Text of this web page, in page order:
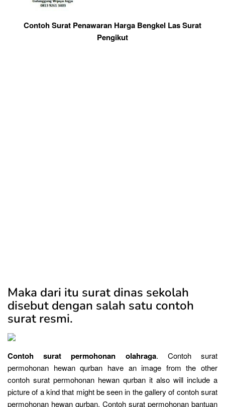
Contoh Surat Penawaran Harga Bengkel Las Surat
Pengikut
Maka dari itu surat dinas sekolah
disebut dengan salah satu contoh
surat resmi.
Contoh surat permohonan olahraga. Contoh surat
permohonan hewan qurban have an image from the other
contoh surat permohonan hewan qurban it also will include a
picture of a kind that might be seen in the gallery of contoh surat
permohonan hewan qurban. Contoh surat permohonan bantuan